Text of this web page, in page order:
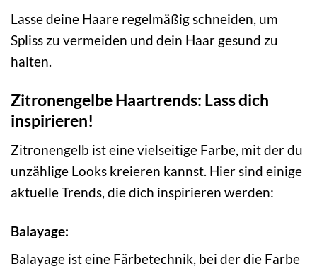
Lasse deine Haare regelmäßig schneiden, um
Spliss zu vermeiden und dein Haar gesund zu
halten.
Zitronengelbe Haartrends: Lass dich
inspirieren!
Zitronengelb ist eine vielseitige Farbe, mit der du
unzählige Looks kreieren kannst. Hier sind einige
aktuelle Trends, die dich inspirieren werden:
Balayage:
Balayage ist eine Färbetechnik, bei der die Farbe